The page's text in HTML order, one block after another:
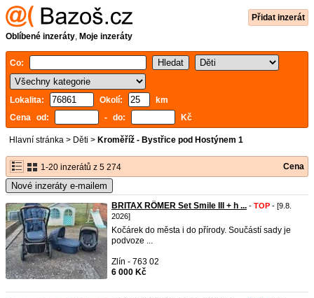
Přidat inzerát
Oblíbené inzeráty, Moje inzeráty
Co:
Lokalita: Okolí:
km
Cena od:
- do: Kč
Hlavní stránka > Děti > Kroměříž - Bystřice pod Hostýnem 1
1-20 inzerátů z 5 274 Cena
Nové inzeráty e-mailem
BRITAX RÖMER Set Smile III + h ... - TOP - [9.8.
2026]
Kočárek do města i do přírody. Součástí sady je
podvoze ...
Zlín - 763 02
6 000 Kč